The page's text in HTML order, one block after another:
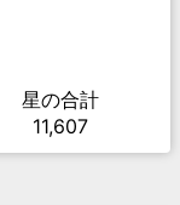
星の合計
11,607